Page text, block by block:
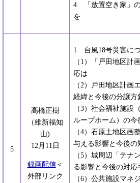
4 「放置空き家」
を
5
髙橋正樹
（維新福知
山)
12月11日
録画配信＜
外部リンク
1 台風18号災害に
（1）「戸田地区計
応は
（2）戸田地区計画
経緯と今後の分譲方
（3）社会福祉施設
ループホーム）の今
（4）石原土地区画
与える影響と今後の
（5）城周辺「テナ
る影響と今後の対応
（6）公共施設マネ